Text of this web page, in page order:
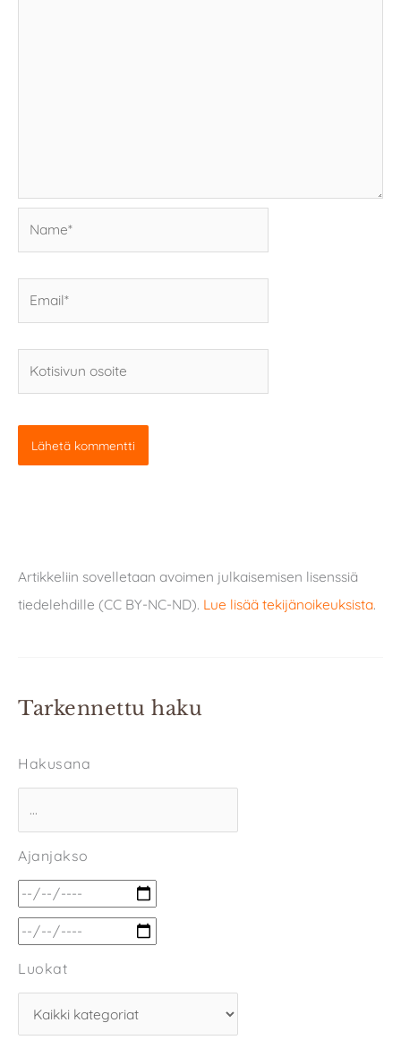
osoite
Artikkeliin sovelletaan avoimen julkaisemisen lisenssiä
tiedelehdille (CC BY-NC-ND). Lue lisää tekijänoikeuksista.
Tarkennettu haku
Hakusana
Ajanjakso
Luokat